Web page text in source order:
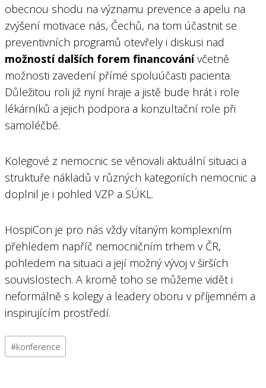
obecnou shodu na významu prevence a apelu na
zvýšení motivace nás, Čechů, na tom účastnit se
preventivních programů otevřely i diskusi nad
možností dalších forem financovánívčetně
možnosti zavedení přímé spoluúčasti pacienta.
Důležitou roli již nyní hraje a jistě bude hrát i role
lékárníků a jejich podpora a konzultační role při
samoléčbě.
Kolegové z nemocnic se věnovali aktuální situaci a
struktuře nákladů v různých kategoriích nemocnic a
doplnil je i pohled VZP a SÚKL.
HospiCon je pro nás vždy vítaným komplexním
přehledem napříč nemocničním trhem v ČR,
pohledem na situaci a její možný vývoj v širších
souvislostech. A kromě toho se můžeme vidět i
neformálně s kolegy a leadery oboru v příjemném a
inspirujícím prostředí.
Štítky
příspěvků:
#konference